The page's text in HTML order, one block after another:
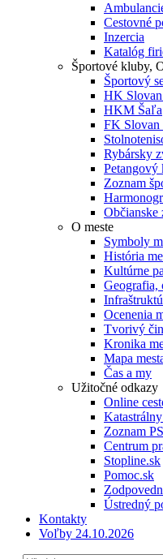
Cestovné
Inzercia
Katalóg
Športové kluby,
Športový
HK
HKM Šaľa
FK Slovan
Rybársky
Petangový
Zoznam
Občianske
O meste
Symboly
História
Kultúrne
Geografia,
Ocenenia
Tvorivý
Kronika
Mapa
Čas a my
Užitočné odkazy
Online
Zoznam
Centrum
Stopline.sk
Pomoc.sk
Ústredný
Kontakty
Voľby 24.10.2026